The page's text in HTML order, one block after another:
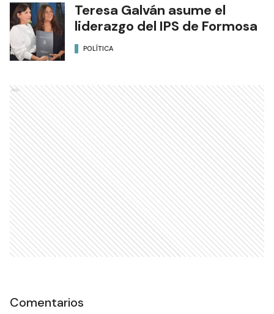
Teresa Galván asume el
liderazgo del IPS de Formosa
POLÍTICA
Ads
Comentarios